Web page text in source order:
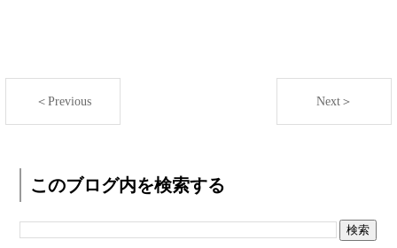
＜Previous Next＞
このブログ内を検索する